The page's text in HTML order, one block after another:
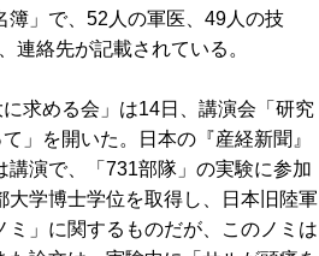
簿」で、52人の軍医、49人の技
連絡先が記載されている。
求める会」は14日、講演会「研究
」を開いた。日本の『産経新聞』
演で、「731部隊」の実験に参加
大学博士学位を取得し、日本旧陸軍
」に関するものだが、このノミは